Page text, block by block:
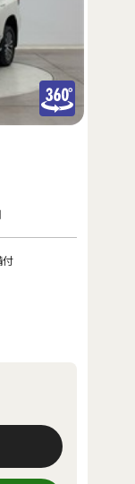
付